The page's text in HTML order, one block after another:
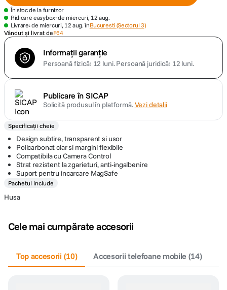
8. dji mic mini
9. dji osmo
10. insta 360
În stoc de la furnizor
Ridicare easybox: de miercuri, 12 aug.
Livrare: de miercuri, 12 aug. înBucuresti (Sectorul 3)
Vândut și livrat deF64
Informații garanție
Persoană fizică: 12 luni.Persoană juridică: 12 luni.
Publicare în SICAP
Solicită produsul în platformă.Vezi detalii
Specificații cheie
Design subtire, transparent si usor
Policarbonat clar si margini flexibile
Compatibila cu Camera Control
Strat rezistent la zgarieturi, anti-ingalbenire
Suport pentru incarcare MagSafe
Pachetul include
Husa
Cele mai cumpărate accesorii
Top accesorii (10) Accesorii telefoane mobile (14)